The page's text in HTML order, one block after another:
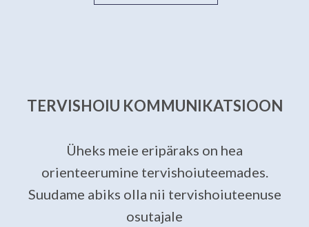
TERVISHOIU KOMMUNIKATSIOON
Üheks meie eripäraks on hea
orienteerumine tervishoiuteemades.
Suudame abiks olla nii tervishoiuteenuse
osutajale